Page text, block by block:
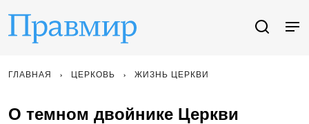
ГЛАВНАЯ ЦЕРКОВЬ ЖИЗНЬ ЦЕРКВИ
О темном двойнике Церкви